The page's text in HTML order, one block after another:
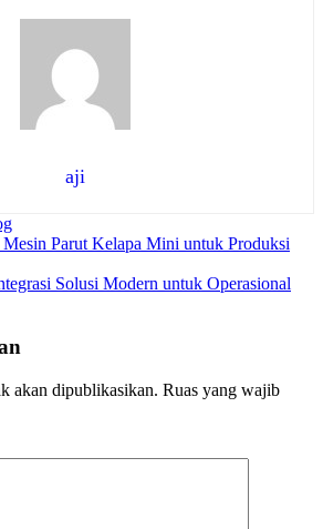
aji
Parut Kelapa Mini untuk Produksi
Solusi Modern untuk Operasional
akan dipublikasikan. Ruas yang wajib